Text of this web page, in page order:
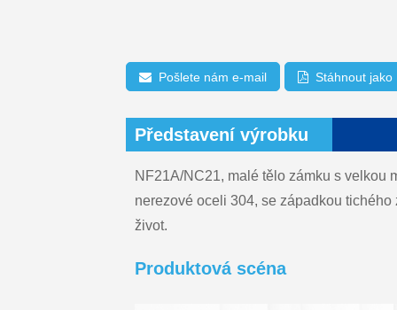
Pošlete nám e-mail Stáhnout jako
Představení výrobku
NF21A/NC21, malé tělo zámku s velkou
nerezové oceli 304, se západkou
život.
Produktová scéna